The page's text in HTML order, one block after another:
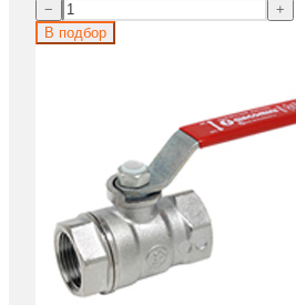
−
+
В подбор